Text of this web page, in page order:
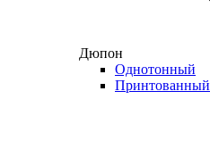
Дюпон
Однотонный
Принтованный